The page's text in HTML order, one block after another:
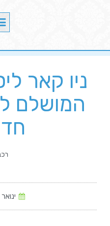
ניו קאר
המושלם
ינואר 6, 2019